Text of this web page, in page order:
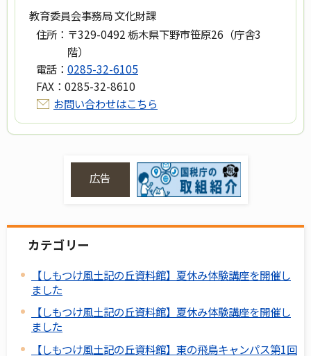
教育委員会事務局 文化財課
住所： 〒329-0492 栃木県下野市笹原26（庁舎3
階）
電話： 0285-32-6105
FAX： 0285-32-8610
お問い合わせはこちら
広告
カテゴリー
【しもつけ風土記の丘資料館】夏休み体験講座を開催し
ました
【しもつけ風土記の丘資料館】夏休み体験講座を開催し
ました
【しもつけ風土記の丘資料館】東の飛鳥キャンパス第1回